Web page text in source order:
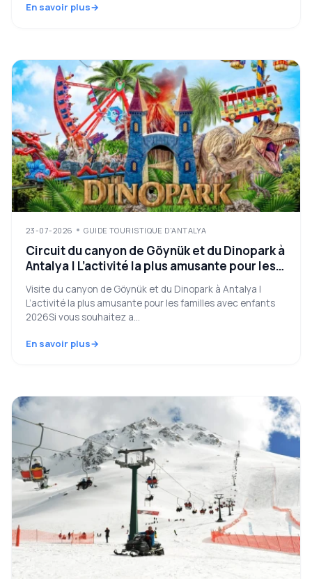
En savoir plus
23-07-2026 GUIDE TOURISTIQUE D'ANTALYA
Circuit du canyon de Göynük et du Dinopark à
Antalya | L’activité la plus amusante pour les
Visite du canyon de Göynük et du Dinopark à Antalya |
L’activité la plus amusante pour les familles avec enfants
2026Si vous souhaitez a...
En savoir plus